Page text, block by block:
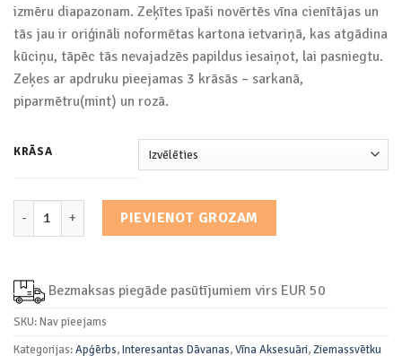
izmēru diapazonam. Zeķītes īpaši novērtēs vīna cienītājas un
tās jau ir oriģināli noformētas kartona ietvariņā, kas atgādina
kūciņu, tāpēc tās nevajadzēs papildus iesaiņot, lai pasniegtu.
Zeķes ar apdruku pieejamas 3 krāsās – sarkanā,
piparmētru(mint) un rozā.
KRĀSA
Zeķes ar apdruku "Bring me some wine" daudzums
PIEVIENOT GROZAM
Bezmaksas piegāde pasūtījumiem virs EUR 50
SKU:Nav pieejams
Kategorijas:Apģērbs,Interesantas Dāvanas,Vīna Aksesuāri,Ziemassvētku